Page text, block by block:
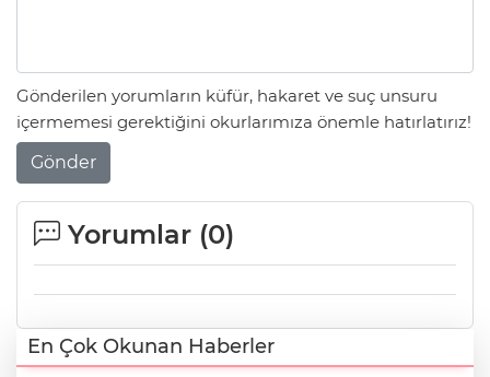
Gönderilen yorumların küfür, hakaret ve suç unsuru
içermemesi gerektiğini okurlarımıza önemle hatırlatırız!
Gönder
Yorumlar (0)
En Çok Okunan Haberler